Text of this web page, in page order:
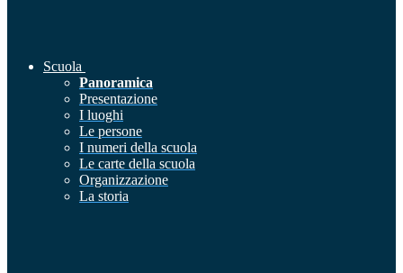
Scuola
Panoramica
Presentazione
I luoghi
Le persone
I numeri della scuola
Le carte della scuola
Organizzazione
La storia